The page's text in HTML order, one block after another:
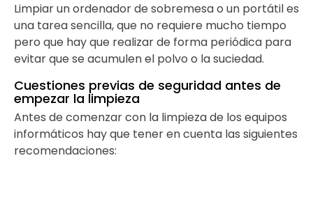
Limpiar un ordenador de sobremesa o un portátil es
una tarea sencilla, que no requiere mucho tiempo
pero que hay que realizar de forma periódica para
evitar que se acumulen el polvo o la suciedad.
Cuestiones previas de seguridad antes de
empezar la limpieza
Antes de comenzar con la limpieza de los equipos
informáticos hay que tener en cuenta las siguientes
recomendaciones: